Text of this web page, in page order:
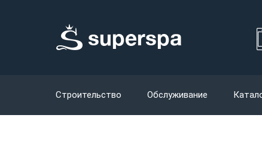
Строительство Обслуживание